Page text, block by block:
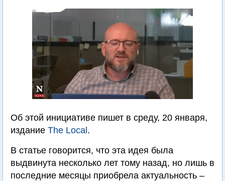
Об этой инициативе пишет в среду, 20 января,
издание The Local .
В статье говорится, что эта идея была
выдвинута несколько лет тому назад, но лишь в
последние месяцы приобрела актуальность –